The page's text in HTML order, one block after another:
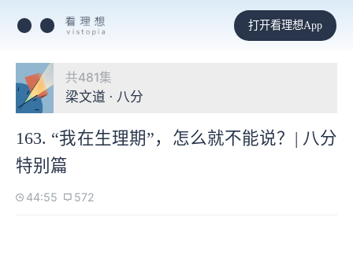
打开看理想App
共481集
梁文道 · 八分
163. “我在生理期”，怎么就不能说？| 八分
特别篇
44:55 572